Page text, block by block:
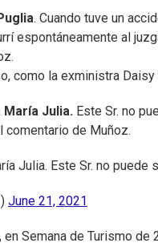
. Cuando tuve un
espontáneamente al
como la exministra
María Julia. Este Sr. no
comentario de Muñoz.
Julia. Este Sr. no puede
June 21, 2021
Semana de Turismo